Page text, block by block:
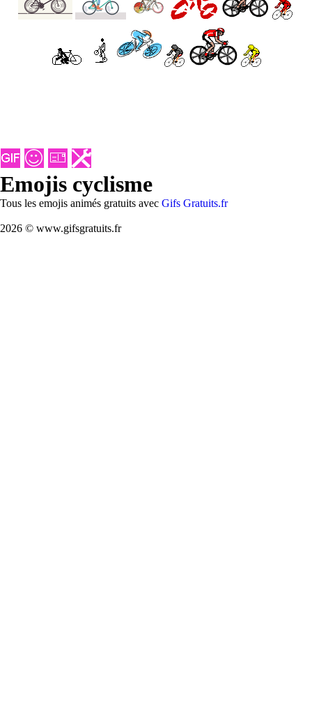
Emojis cyclisme
Tous les emojis animés gratuits avec Gifs Gratuits.fr
2026 © www.gifsgratuits.fr